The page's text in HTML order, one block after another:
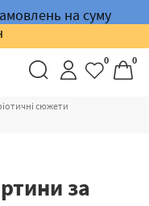
на суму
0 0
сюжети
за